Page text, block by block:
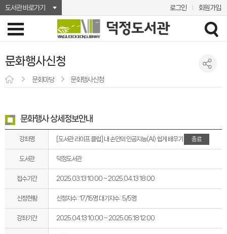
도서관 바로가기 로그인 회원가입
문화행사신청
문화마당 문화행사신청
문화행사 상세정보안내
강좌명 [도서관 라이프 클럽] 내 손안의 인공지능(AI) 쉽게 배우기 종료
도서관 덕정도서관
접수기간 2025.03.13 10:00 ~ 2025.04.13 18:00
신청현황 신청자수 : 17/15명 대기자수 : 5/5명
강좌기간 2025.04.13 10:00 ~ 2025.05.18 12:00